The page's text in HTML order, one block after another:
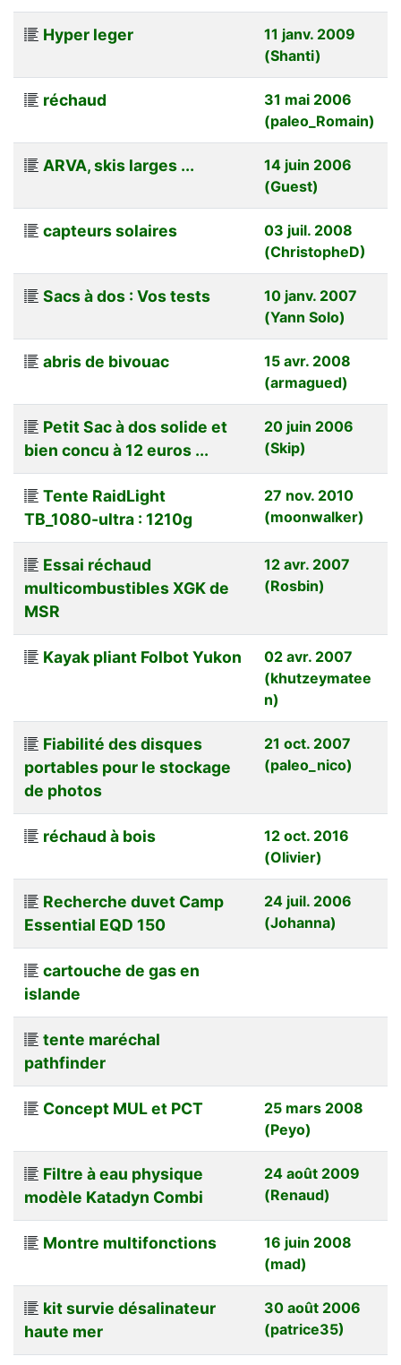
Hyper leger
11 janv. 2009
(Shanti)
réchaud
31 mai 2006
(paleo_Romain)
ARVA, skis larges ...
14 juin 2006
(Guest)
capteurs solaires
03 juil. 2008
(ChristopheD)
Sacs à dos : Vos tests
10 janv. 2007
(Yann Solo)
abris de bivouac
15 avr. 2008
(armagued)
Petit Sac à dos solide et
bien concu à 12 euros ...
20 juin 2006
(Skip)
Tente RaidLight
TB_1080-ultra : 1210g
27 nov. 2010
(moonwalker)
Essai réchaud
multicombustibles XGK de
MSR
12 avr. 2007
(Rosbin)
Kayak pliant Folbot Yukon
02 avr. 2007
(khutzeymatee
n)
Fiabilité des disques
portables pour le stockage
de photos
21 oct. 2007
(paleo_nico)
réchaud à bois
12 oct. 2016
(Olivier)
Recherche duvet Camp
Essential EQD 150
24 juil. 2006
(Johanna)
cartouche de gas en
islande
tente maréchal
pathfinder
Concept MUL et PCT
25 mars 2008
(Peyo)
Filtre à eau physique
modèle Katadyn Combi
24 août 2009
(Renaud)
Montre multifonctions
16 juin 2008
(mad)
kit survie désalinateur
haute mer
30 août 2006
(patrice35)